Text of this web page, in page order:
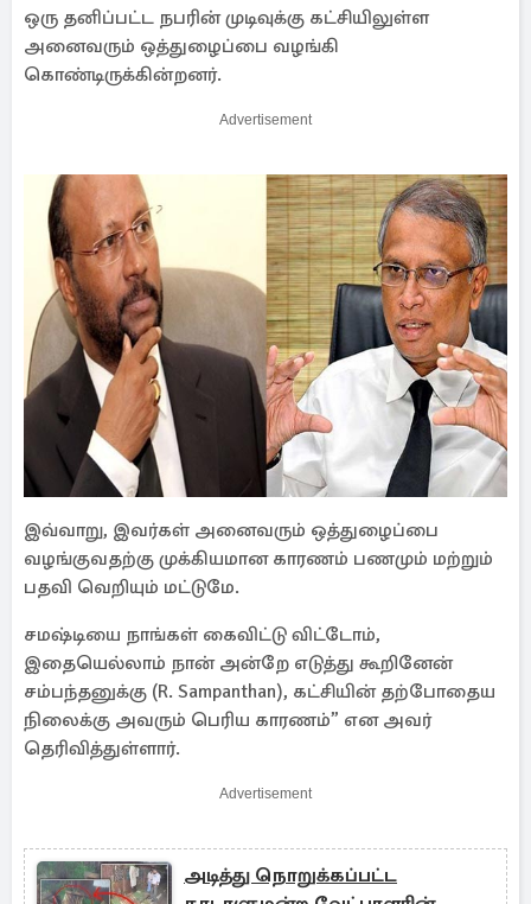
ஒரு தனிப்பட்ட நபரின் முடிவுக்கு கட்சியிலுள்ள
அனைவரும் ஒத்துழைப்பை வழங்கி
கொண்டிருக்கின்றனர்.
Advertisement
இவ்வாறு, இவர்கள் அனைவரும் ஒத்துழைப்பை
வழங்குவதற்கு முக்கியமான காரணம் பணமும் மற்றும்
பதவி வெறியும் மட்டுமே.
சமஷ்டியை நாங்கள் கைவிட்டு விட்டோம்,
இதையெல்லாம் நான் அன்றே எடுத்து கூறினேன்
சம்பந்தனுக்கு (R. Sampanthan), கட்சியின் தற்போதைய
நிலைக்கு அவரும் பெரிய காரணம்” என அவர்
தெரிவித்துள்ளார்.
Advertisement
அடித்து நொறுக்கப்பட்ட